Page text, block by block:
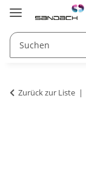
Zurück zur Liste